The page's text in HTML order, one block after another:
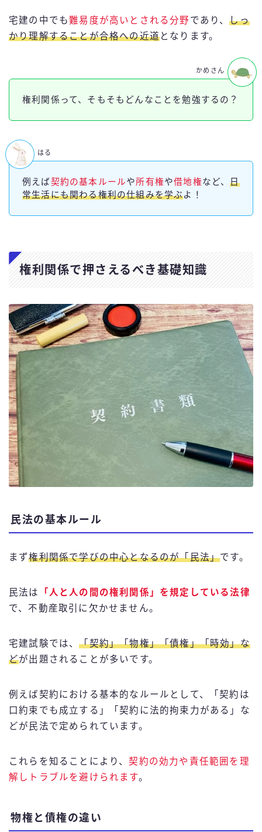
宅建の中でも難易度が高いとされる分野 であり、しっ
かり理解することが合格への近道となります。
権利関係って、そもそもどんなことを勉強するの？
かめさん
例えば契約の基本ルールや所有権や借地権など、日
常生活にも関わる権利の仕組みを学ぶよ！
はる
権利関係で押さえるべき基礎知識
民法の基本ルール
まず権利関係で学びの中心となるのが「民法」です。
民法は
「人と人の間の権利関係」を規定している法律
で、不動産取引に欠かせません。
宅建試験では、「契約」「物権」「債権」「時効」な
どが出題されることが多いです。
例えば契約における基本的なルールとして、「契約は
口約束でも成立する」「契約に法的拘束力がある」な
どが民法で定められています。
これらを知ることにより、契約の効力や責任範囲を理
解しトラブルを避けられます。
物権と債権の違い